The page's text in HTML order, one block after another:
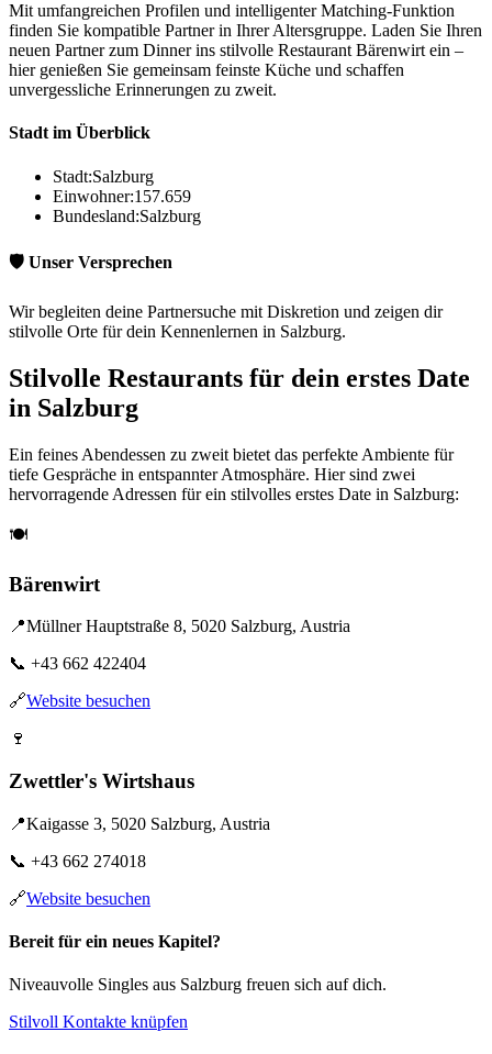
Mit umfangreichen Profilen und intelligenter Matching-Funktion
finden Sie kompatible Partner in Ihrer Altersgruppe. Laden Sie Ihren
neuen Partner zum Dinner ins stilvolle Restaurant Bärenwirt ein –
hier genießen Sie gemeinsam feinste Küche und schaffen
unvergessliche Erinnerungen zu zweit.
Stadt im Überblick
Stadt:Salzburg
Einwohner:157.659
Bundesland:Salzburg
🛡️ Unser Versprechen
Wir begleiten deine Partnersuche mit Diskretion und zeigen dir
stilvolle Orte für dein Kennenlernen in Salzburg.
Stilvolle Restaurants für dein erstes Date
in Salzburg
Ein feines Abendessen zu zweit bietet das perfekte Ambiente für
tiefe Gespräche in entspannter Atmosphäre. Hier sind zwei
hervorragende Adressen für ein stilvolles erstes Date in Salzburg:
🍽️
Bärenwirt
📍Müllner Hauptstraße 8, 5020 Salzburg, Austria
📞 +43 662 422404
🔗Website besuchen
🍷
Zwettler's Wirtshaus
📍Kaigasse 3, 5020 Salzburg, Austria
📞 +43 662 274018
🔗Website besuchen
Bereit für ein neues Kapitel?
Niveauvolle Singles aus Salzburg freuen sich auf dich.
Stilvoll Kontakte knüpfen